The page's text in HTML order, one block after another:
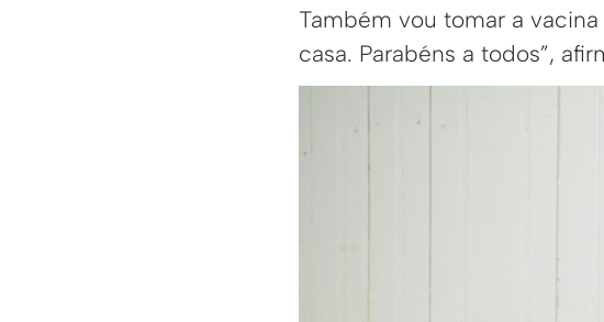
Também vou tomar a
casa. Parabéns a todos”,